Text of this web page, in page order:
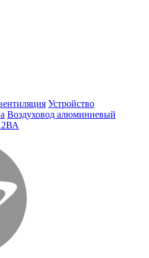
Устройство
Воздуховод алюминиевый